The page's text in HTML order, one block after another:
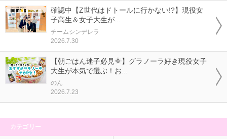
確認中【Z世代はドトールに行かない!?】現役女
子高生＆女子大生が...
チームシンデレラ
2026.7.30
【朝ごはん迷子必見🌞】グラノーラ好き現役女子
大生が本気で選ぶ！お...
のん
2026.7.23
カテゴリー